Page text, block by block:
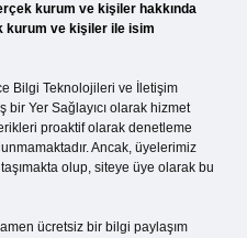
kurum ve kişiler hakkında
kurum ve kişiler ile isim
Bilgi Teknolojileri ve İletişim
bir Yer Sağlayıcı olarak hizmet
proaktif olarak denetleme
Ancak, üyelerimiz
olup, siteye üye olarak bu
ücretsiz bir bilgi paylaşım